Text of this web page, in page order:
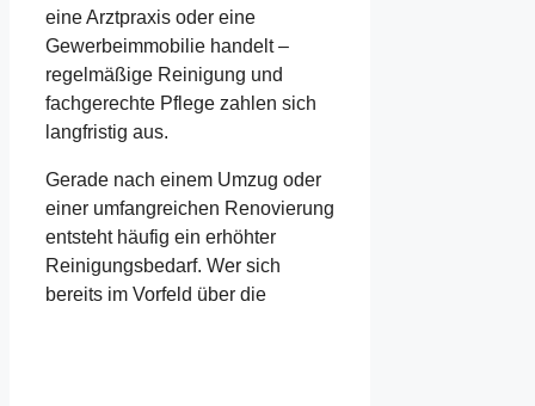
eine Arztpraxis oder eine
Gewerbeimmobilie handelt –
regelmäßige Reinigung und
fachgerechte Pflege zahlen sich
langfristig aus.
Gerade nach einem Umzug oder
einer umfangreichen Renovierung
entsteht häufig ein erhöhter
Reinigungsbedarf. Wer sich
bereits im Vorfeld über die